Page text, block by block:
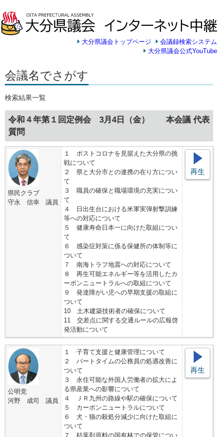
大分県議会トップページ
会議録検索システム
大分県議会公式YouTube
会議名でさがす
検索結果一覧
令和４年第１回定例会 3月4日（金） 本会議 代表
質問
県民クラブ
守永 信幸 議員
１ ポストコロナを見据えた大分県の挑
戦について
２ 県と大分市との連携の在り方につい
て
３ 職員の確保と職場環境の充実につい
て
４ 日出生台における米軍実弾射撃訓練
等への対応について
５ 健康寿命日本一に向けた取組につい
て
６ 感染症対策に係る保健所の体制等に
ついて
７ 南海トラフ地震への対応について
８ 再生可能エネルギー等を活用したカ
ーボンニュートラルへの取組について
９ 発達障がい児への早期支援の取組に
ついて
10 土木建築技術者の確保について
11 交差点に関する交通ルールの広報啓
発活動について
再生
公明党
河野 成司 議員
１ 子育て支援と健康管理について
２ パートタイムの公務員の処遇改善に
ついて
３ 永住可能な外国人労働者の拡大によ
る県産業への影響について
４ ＪＲ九州の路線や駅の確保について
５ カーボンニュートラルについて
６ 犬・猫の殺処分減少に向けた取組に
ついて
７ 枯葉剤原料の国有林での保管につい
再生